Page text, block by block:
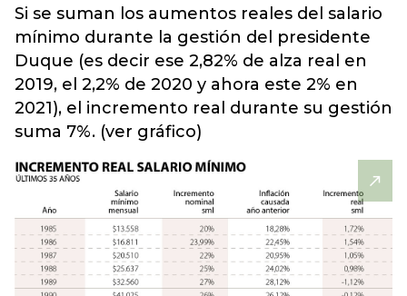
Si se suman los aumentos reales del salario
mínimo durante la gestión del presidente
Duque (es decir ese 2,82% de alza real en
2019, el 2,2% de 2020 y ahora este 2% en
2021), el incremento real durante su gestión
suma 7%. (ver gráfico)